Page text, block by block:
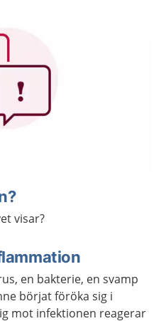
visar?
en bakterie, en svamp
börjat föröka sig i
mot infektionen reagerar